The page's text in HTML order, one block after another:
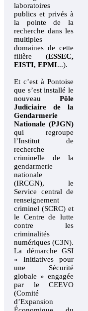
laboratoires
publics et privés à
la pointe de la
recherche dans les
multiples
domaines de cette
filière (ESSEC,
EISTI, EPMI...).
Et c’est à Pontoise
que s’est installé le
nouveau Pôle
Judiciaire de la
Gendarmerie
Nationale (PJGN)
qui regroupe
l’Institut de
recherche
criminelle de la
gendarmerie
nationale
(IRCGN), le
Service central de
renseignement
criminel (SCRC) et
le Centre de lutte
contre les
criminalités
numériques (C3N).
La démarche GSI
« Initiatives pour
une Sécurité
globale » engagée
par le CEEVO
(Comité
d’Expansion